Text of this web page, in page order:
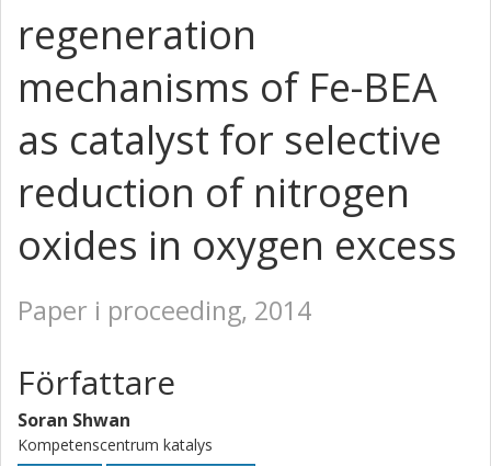
regeneration
mechanisms of Fe-BEA
as catalyst for selective
reduction of nitrogen
oxides in oxygen excess
Paper i proceeding, 2014
Författare
Soran Shwan
Kompetenscentrum katalys